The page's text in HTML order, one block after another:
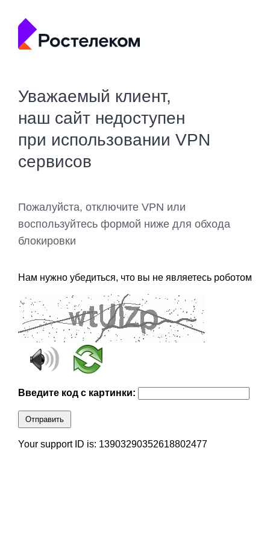
Уважаемый клиент,
наш сайт недоступен
при использовании VPN
сервисов
Пожалуйста, отключите VPN или
воспользуйтесь формой ниже для обхода
блокировки
Нам нужно убедиться, что вы не являетесь роботом
Введите код с картинки:
Отправить
Your support ID is: 13903290352618802477